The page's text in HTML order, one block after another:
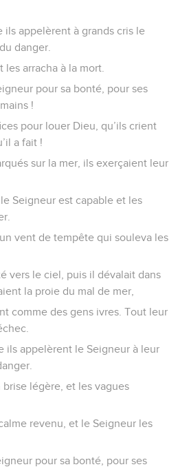
ils appelèrent à grands cris le
danger.
les arracha à la mort.
pour sa bonté, pour ses
!
pour louer Dieu, qu’ils crient
a fait !
sur la mer, ils exerçaient leur
Seigneur est capable et les
vent de tempête qui souleva les
vers le ciel, puis il dévalait dans
la proie du mal de mer,
comme des gens ivres. Tout leur
ils appelèrent le Seigneur à leur
brise légère, et les vagues
revenu, et le Seigneur les
pour sa bonté, pour ses